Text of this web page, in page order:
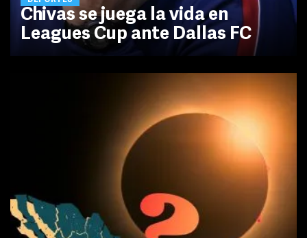
Chivas se juega la vida en
Leagues Cup ante Dallas FC